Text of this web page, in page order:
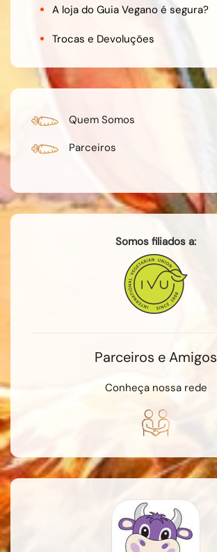
A loja do Guia Vegano é segura?
Trocas e Devoluções
Quem Somos
Parceiros
Somos filiados a:
Parceiros e Amigos
Conheça nossa rede